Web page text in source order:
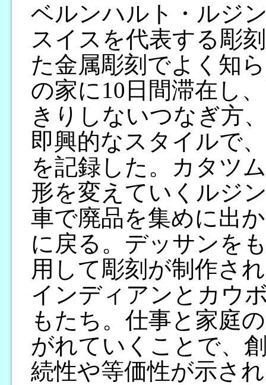
ベルンハルト・ルジ
スイスを代表する彫
た金属彫刻でよく知
の家に10日間滞在し
きりしないつなぎ方
即興的なスタイルで
を記録した。カタツ
形を変えていくルジ
車で廃品を集めに出
に戻る。デッサンを
用して彫刻が制作さ
インディアンとカウ
もたち。仕事と家庭
がれていくことで、
続性や等価性が示さ